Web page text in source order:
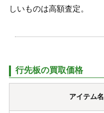
しいものは高額査定。
行先板の買取価格
アイテム名